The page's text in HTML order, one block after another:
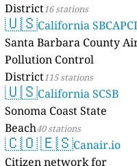
District16 stations
🇺🇸California
Santa Barbara County
Pollution Control
District115 stations
🇺🇸California SCSB
Sonoma Coast State
Beach40 stations
🇨🇴🇪🇸Canair.io
Citizen network for